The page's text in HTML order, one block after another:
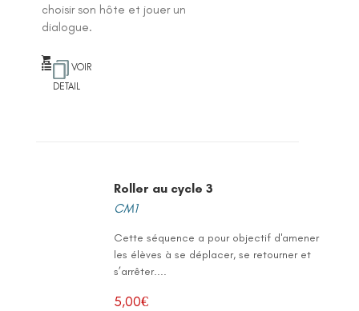
choisir son hôte et jouer un
dialogue.
VOIR
DETAIL
Roller au cycle 3
CM1
Cette séquence a pour objectif d'amener
les élèves à se déplacer, se retourner et
s’arrêter....
5,00€